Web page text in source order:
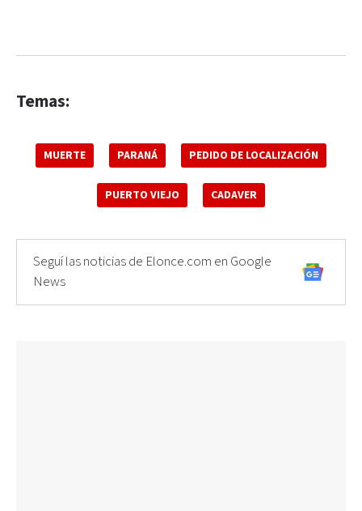
Temas:
MUERTE PARANÁ PEDIDO DE LOCALIZACIÓN
PUERTO VIEJO CADAVER
Seguí las noticias de Elonce.com en Google
News